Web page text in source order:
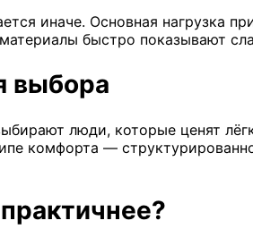
иначе. Основная нагрузка
быстро показывают
выбора
люди, которые ценят
комфорта —